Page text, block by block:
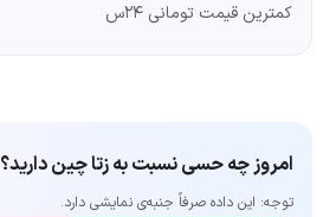
کمترین قیمت تومانی ۲۴س
امروز چه حسی نسبت به زتا چین دارید؟
توجه: این داده‌ صرفاً جنبه‌ی نمایشی دارد.